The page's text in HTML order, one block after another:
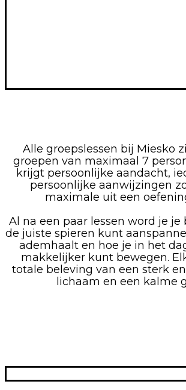
Alle groepslessen bij Miesko
groepen van maximaal 7
krijgt persoonlijke aandacht,
persoonlijke aanwijzingen
maximale uit een
Al na een paar lessen word je je
de juiste spieren kunt
ademhaalt en hoe je in het
makkelijker kunt bewegen.
totale beleving van een sterk
lichaam en een kalme